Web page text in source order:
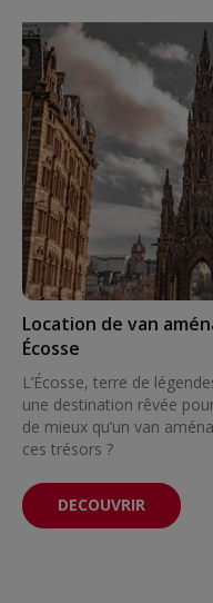
Location de van
Écosse
L’Écosse, terre de
une destination rêvée
de mieux qu’un van
ces trésors ?
DECOUVRIR